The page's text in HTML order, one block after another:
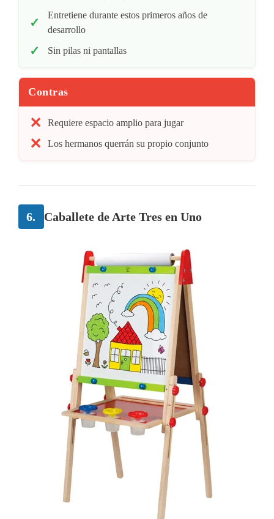
Entretiene durante estos primeros años de
desarrollo
Sin pilas ni pantallas
Contras
Requiere espacio amplio para jugar
Los hermanos querrán su propio conjunto
6. Caballete de Arte Tres en Uno